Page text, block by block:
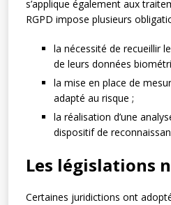
s’applique également aux
RGPD impose plusieurs
la nécessité de recueillir
de leurs données
la mise en place de
adapté au risque ;
la réalisation d’une
dispositif de
Les législations
Certaines juridictions ont